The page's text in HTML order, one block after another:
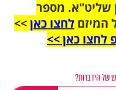
שליט"א. מספר
המיזם לחצו כאן>>
לחצו כאן >>
של הידברות?